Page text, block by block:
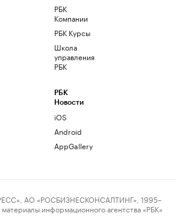
РБК
Компании
РБК Курсы
Школа
управления
РБК
РБК
Новости
iOS
Android
AppGallery
АО «РОСБИЗНЕСКОНСАЛТИНГ», 1995–
информационного агентства «РБК»